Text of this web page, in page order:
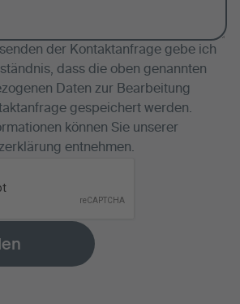
der Kontaktanfrage gebe ich
dass die oben genannten
Daten zur Bearbeitung
gespeichert werden.
können Sie unserer
entnehmen.